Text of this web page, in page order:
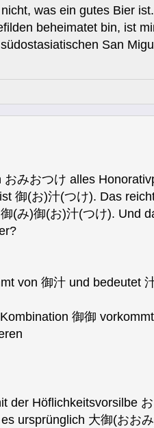
was ein gutes Bier ist.
beheimatet bin, ist
San
みおつけ alles
御(お)汁(つけ). Das
(み)御(お)汁(つけ). Und
von 御汁 und bedeutet
御御
der Höflichkeitsvorsilbe
ursprünglich 大御(おお